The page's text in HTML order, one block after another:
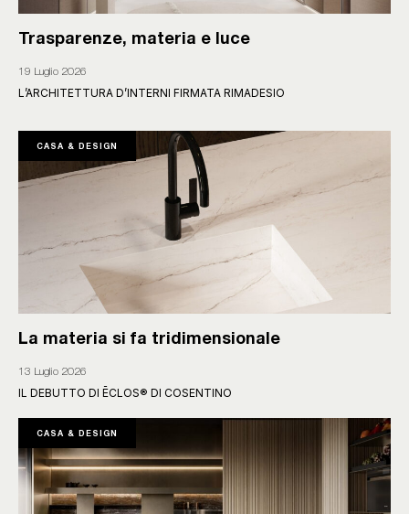
Trasparenze, materia e luce
19 Luglio 2026
L’ARCHITETTURA D’INTERNI FIRMATA RIMADESIO
CASA & DESIGN
La materia si fa tridimensionale
13 Luglio 2026
IL DEBUTTO DI ĒCLOS® DI COSENTINO
CASA & DESIGN